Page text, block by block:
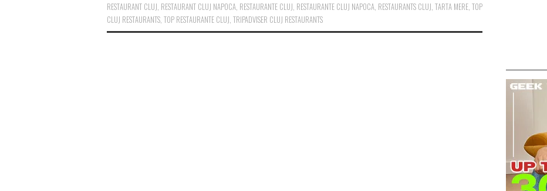
RESTAURANT CLUJ RESTAURANT CLUJ NAPOCA RESTAURANTE CLUJ RESTAURANTE CLUJ NAPOCA RESTAURANTS CLUJ TARTA MERE TOP
CLUJ RESTAURANTS TOP RESTAURANTE CLUJ TRIPADVISER CLUJ RESTAURANTS